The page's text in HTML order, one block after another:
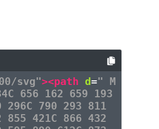
svg"><path d=" M
656 162 659 193
790 293 811
421C 866 432